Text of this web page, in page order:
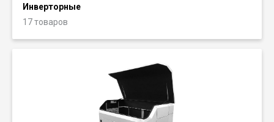
Инверторные
17 товаров